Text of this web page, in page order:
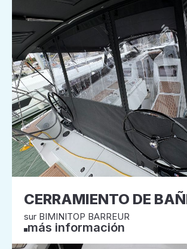
CERRAMIENTO DE
sur BIMINITOP BARREUR
más información